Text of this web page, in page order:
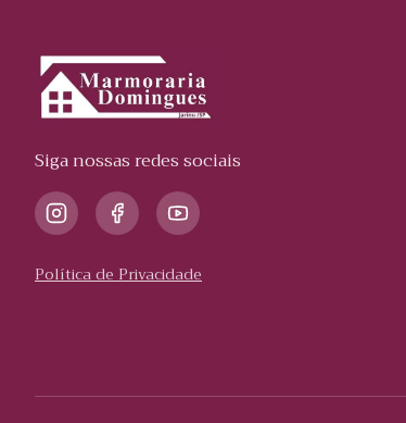
Siga nossas redes sociais
Política de Privacidade